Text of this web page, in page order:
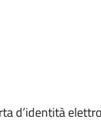
d’identità